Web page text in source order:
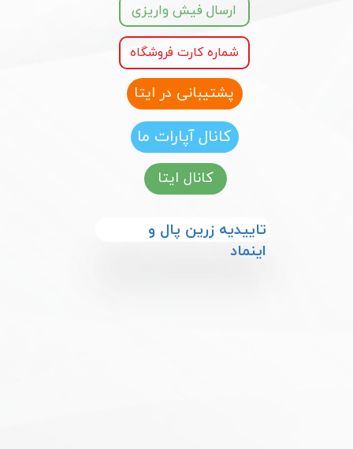
کانال آپارات ما
​​تاییدیه زرین پال و
اینماد
ارسال فیش واریزی
کانال ایتا
شماره کارت فروشگاه
پشتیبانی در ایتا